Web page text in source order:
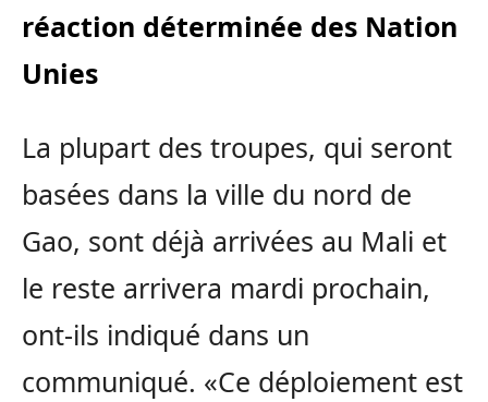
réaction déterminée des Nation
Unies
La plupart des troupes, qui seront
basées dans la ville du nord de
Gao, sont déjà arrivées au Mali et
le reste arrivera mardi prochain,
ont-ils indiqué dans un
communiqué. «Ce déploiement est